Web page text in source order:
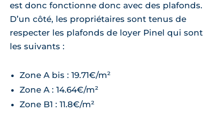
est donc fonctionne donc avec des plafonds.
D’un côté, les propriétaires sont tenus de
respecter les plafonds de loyer Pinel qui sont
les suivants :
Zone A bis : 19.71€/m²
Zone A : 14.64€/m²
Zone B1 : 11.8€/m²